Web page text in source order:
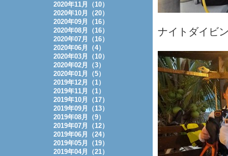
ナイトダイビ
2020年11月（10）
2020年10月（20）
2020年09月（16）
2020年08月（16）
2020年07月（16）
2020年06月（4）
2020年03月（10）
2020年02月（3）
2020年01月（5）
2019年12月（1）
2019年11月（1）
2019年10月（17）
2019年09月（13）
2019年08月（9）
2019年07月（12）
2019年06月（24）
2019年05月（19）
2019年04月（21）